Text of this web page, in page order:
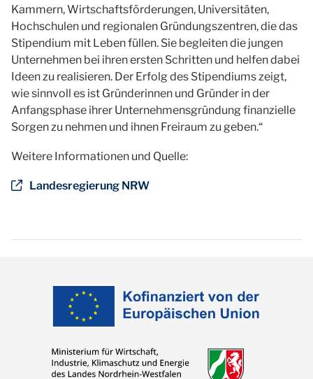
Kammern, Wirtschaftsförderungen, Universitäten,
Hochschulen und regionalen Gründungszentren, die das
Stipendium mit Leben füllen. Sie begleiten die jungen
Unternehmen bei ihren ersten Schritten und helfen dabei
Ideen zu realisieren. Der Erfolg des Stipendiums zeigt,
wie sinnvoll es ist Gründerinnen und Gründer in der
Anfangsphase ihrer Unternehmensgründung finanzielle
Sorgen zu nehmen und ihnen Freiraum zu geben.“
Weitere Informationen und Quelle:
Landesregierung NRW